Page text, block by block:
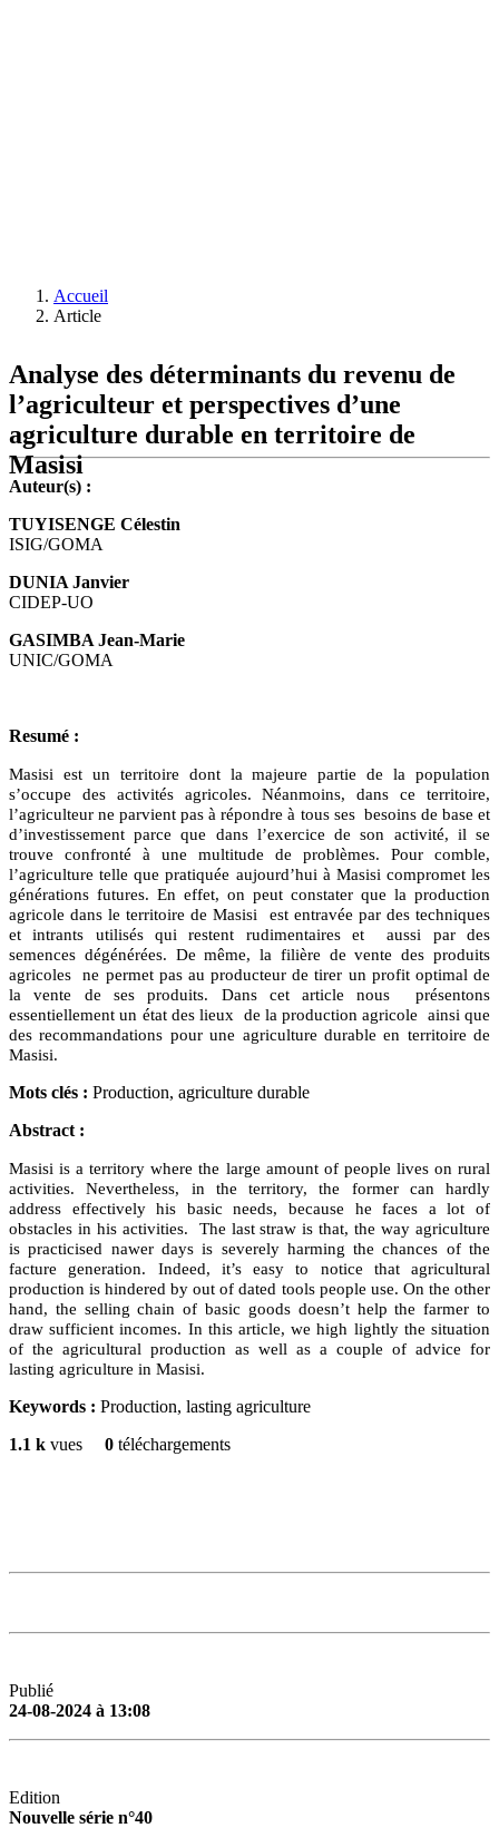
Accueil
Article
Analyse des déterminants du revenu de
l’agriculteur et perspectives d’une
agriculture durable en territoire de
Masisi
Auteur(s) :
TUYISENGE Célestin
ISIG/GOMA
DUNIA Janvier
CIDEP-UO
GASIMBA Jean-Marie
UNIC/GOMA
Resumé :
Masisi est un territoire dont la majeure partie de la population
s’occupe des activités agricoles. Néanmoins, dans ce territoire,
l’agriculteur ne parvient pas à répondre à tous ses besoins de base et
d’investissement parce que dans l’exercice de son activité, il se
trouve confronté à une multitude de problèmes. Pour comble,
l’agriculture telle que pratiquée aujourd’hui à Masisi compromet les
générations futures. En effet, on peut constater que la production
agricole dans le territoire de Masisi est entravée par des techniques
et intrants utilisés qui restent rudimentaires et aussi par des
semences dégénérées. De même, la filière de vente des produits
agricoles ne permet pas au producteur de tirer un profit optimal de
la vente de ses produits. Dans cet article nous présentons
essentiellement un état des lieux de la production agricole ainsi que
des recommandations pour une agriculture durable en territoire de
Masisi.
Mots clés : Production, agriculture durable
Abstract :
Masisi is a territory where the large amount of people lives on rural
activities. Nevertheless, in the territory, the former can hardly
address effectively his basic needs, because he faces a lot of
obstacles in his activities. The last straw is that, the way agriculture
is practicised nawer days is severely harming the chances of the
facture generation. Indeed, it’s easy to notice that agricultural
production is hindered by out of dated tools people use. On the other
hand, the selling chain of basic goods doesn’t help the farmer to
draw sufficient incomes. In this article, we high lightly the situation
of the agricultural production as well as a couple of advice for
lasting agriculture in Masisi.
Keywords : Production, lasting agriculture
1.1 k vues 0 téléchargements
Publié
24-08-2024 à 13:08
Edition
Nouvelle série n°40